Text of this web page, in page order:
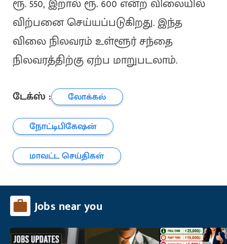
ரூ. 550, இறால் ரூ. 600 என்ற விலையில்
விற்பனை செய்யப்படுகிறது. இந்த
விலை நிலவரம் உள்ளூர் சந்தை
நிலவரத்திற்கு ஏற்ப மாறுபடலாம்.
டேக்ஸ் :
லோக்கல்
நோட்டிபிகேஷன்
மாவட்ட செய்திகள்
Jobs near you